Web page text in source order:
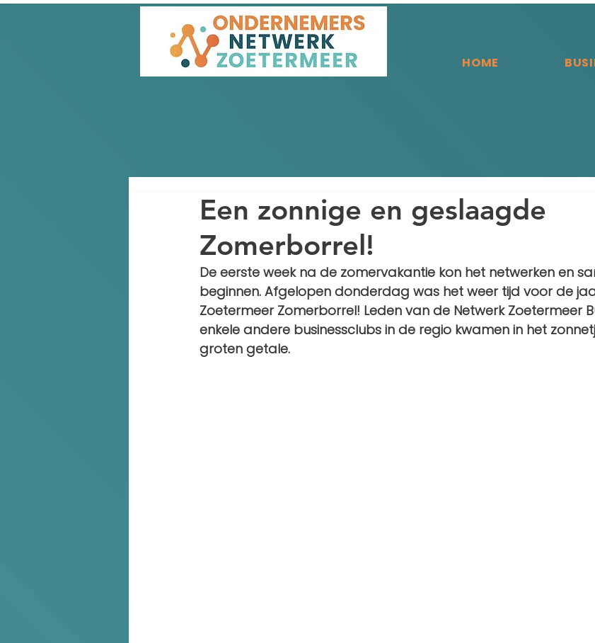
HOME
Een zonnige en geslaagde
Zomerborrel!
De eerste week na de zomervakantie kon het netwerken en
beginnen. Afgelopen donderdag was het weer tijd voor de
Zoetermeer Zomerborrel! Leden van de Netwerk Zoetermeer
enkele andere businessclubs in de regio kwamen in het
groten getale.